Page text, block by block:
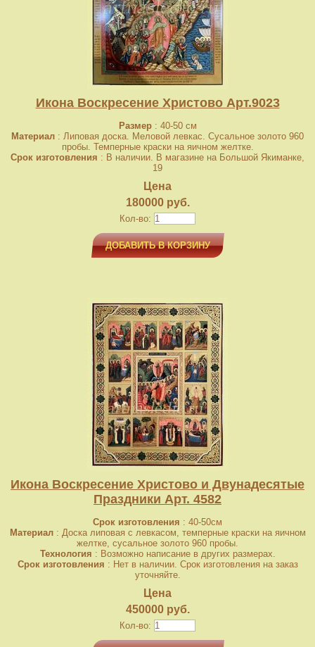
Икона Воскресение Христово Арт.9023
Размер: 40-50 см
Материал : Липовая доска. Меловой левкас. Сусальное золото 960
пробы. Темперные краски на яичном желтке.
Срок изготовления : В наличии. В магазине на Большой Якиманке,
19
Цена
180000 руб.
Кол-во:
ДОБАВИТЬ В КОРЗИНУ
Икона Воскресение Христово и Двунадесятые
Праздники Арт. 4582
Срок изготовления : 40-50см
Материал: Доска липовая с левкасом, темперные краски на яичном
желтке, сусальное золото 960 пробы.
Технология : Возможно написание в других размерах.
Срок изготовления : Нет в наличии. Срок изготовления на заказ
уточняйте.
Цена
450000 руб.
Кол-во: